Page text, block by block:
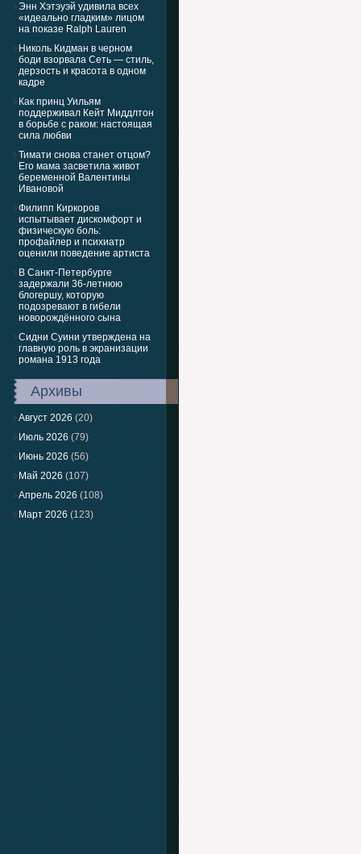
Энн Хэтэуэй удивила всех
«идеально гладким» лицом
на показе Ralph Lauren
Николь Кидман в черном
боди взорвала Сеть — стиль,
дерзость и красота в одном
кадре
Как принц Уильям
поддерживал Кейт Миддлтон
в борьбе с раком: настоящая
сила любви
Тимати снова станет отцом?
Его мама засветила живот
беременной Валентины
Ивановой
Филипп Киркоров
испытывает дискомфорт и
физическую боль:
профайлер и психиатр
оценили поведение артиста
В Санкт-Петербурге
задержали 36-летнюю
блогершу, которую
подозревают в гибели
новорождённого сына
Сидни Суини утверждена на
главную роль в экранизации
романа 1913 года
Архивы
Август 2026 (20)
Июль 2026 (79)
Июнь 2026 (56)
Май 2026 (107)
Апрель 2026 (108)
Март 2026 (123)